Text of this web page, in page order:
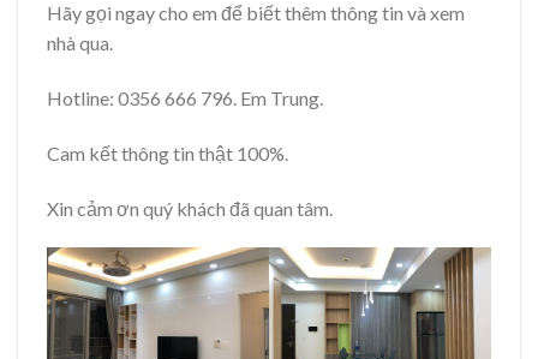
Hãy gọi ngay cho em để biết thêm thông tin và xem
nhà qua.
Hotline: 0356 666 796. Em Trung.
Cam kết thông tin thật 100%.
Xin cảm ơn quý khách đã quan tâm.